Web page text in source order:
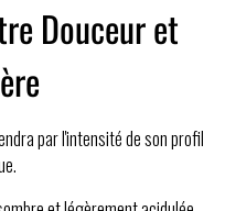
Douceur et
par l'intensité de son profil